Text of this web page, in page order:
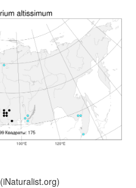
(iNaturalist.org)